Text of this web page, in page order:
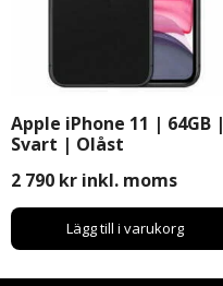
Apple iPhone 11 | 64GB |
Svart | Olåst
2 790 kr inkl. moms
Lägg till i varukorg